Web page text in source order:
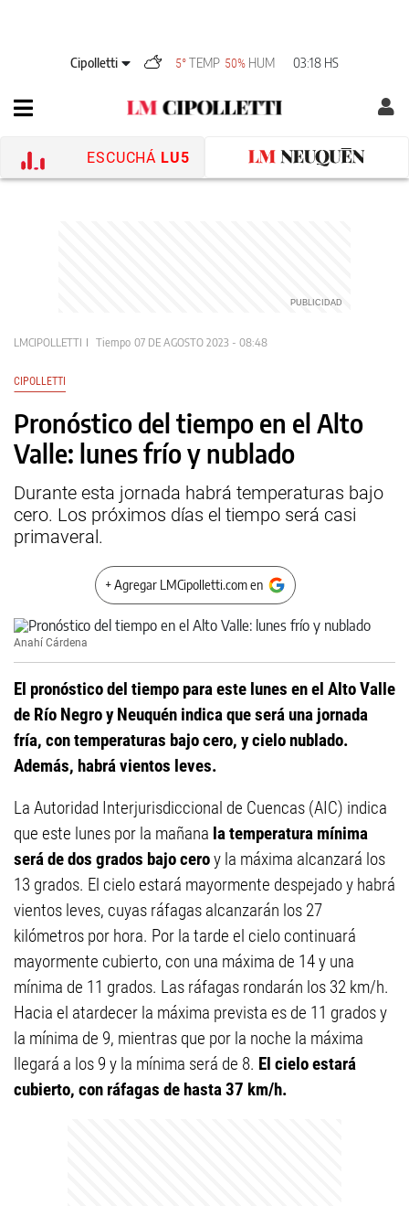
Cipolletti 5°TEMP 50% HUM 03:18 HS
ESCUCHÁ LU5
LMCIPOLLETTI Tiempo 07 DE AGOSTO 2023 - 08:48
CIPOLLETTI
Pronóstico del tiempo en el Alto
Valle: lunes frío y nublado
Durante esta jornada habrá temperaturas bajo
cero. Los próximos días el tiempo será casi
primaveral.
+ Agregar LMCipolletti.com en
Anahí Cárdena
El pronóstico del tiempo para este lunes en el Alto Valle
de Río Negro y Neuquén indica que será una jornada
fría, con temperaturas bajo cero, y cielo nublado.
Además, habrá vientos leves.
La Autoridad Interjurisdiccional de Cuencas (AIC) indica
que este lunes por la mañana la temperatura mínima
será de dos grados bajo ceroy la máxima alcanzará los
13 grados. El cielo estará mayormente despejado y habrá
vientos leves, cuyas ráfagas alcanzarán los 27
kilómetros por hora. Por la tarde el cielo continuará
mayormente cubierto, con una máxima de 14 y una
mínima de 11 grados. Las ráfagas rondarán los 32 km/h.
Hacia el atardecer la máxima prevista es de 11 grados y
la mínima de 9, mientras que por la noche la máxima
llegará a los 9 y la mínima será de 8. El cielo estará
cubierto, con ráfagas de hasta 37 km/h.